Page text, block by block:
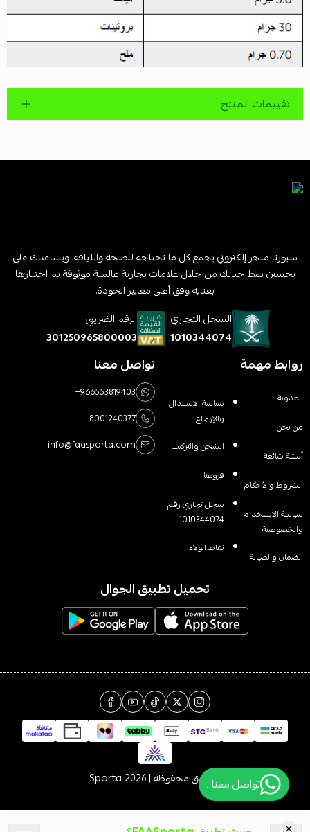
تقييمات المنتج
سبورتا متجر إلكتروني يجمع كل ما تحتاجه للصحة واللياقة، ويساعدك على
تحسين نمط حياتك من خلال علامات تجارية عالمية موثوقة تم اختيارها
بعناية وفق أعلى معايير الجودة.
السجل التجاري
1010344074
الرقم الضريبي
301250965800003
روابط مهمة
المدونة
من نحن
أسئلة شائعة
الشروط والأحكام
سياسة الاستخدام
والخصوصية
الضمان والصيانة
سياسة الاستبدال
والإرجاع
الشحن والتركيب
فروعنا
سجل تجاري رقم
1010344074
نقاط الولاء
تواصل معنا
+966553819403
8001240377
info@faasporta.com
تحميل تطبيق الجوال
الحقوق محفوظة | 2026 Sporta تواصل معنا ،